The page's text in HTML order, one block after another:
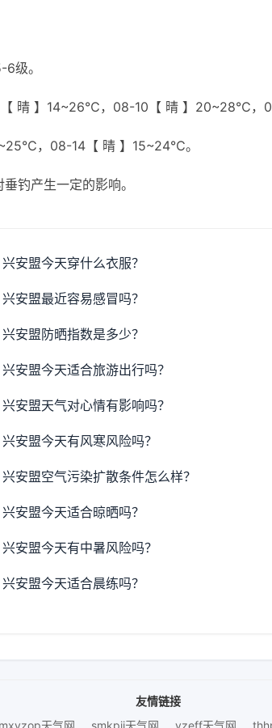
级。
晴 】14~26℃，08-10【 晴 】20~28℃，
，08-14【 晴 】15~24℃。
钓产生一定的影响。
兴安盟今天穿什么衣服？
兴安盟最近容易感冒吗？
兴安盟防晒指数是多少？
兴安盟今天适合旅游出行吗？
兴安盟天气对心情有影响吗？
兴安盟今天有风寒风险吗？
兴安盟空气污染扩散条件怎么样？
兴安盟今天适合晾晒吗？
兴安盟今天有中暑风险吗？
兴安盟今天适合晨练吗？
友情链接
mxyzop天气网
smkpjj天气网 yzeff天气网